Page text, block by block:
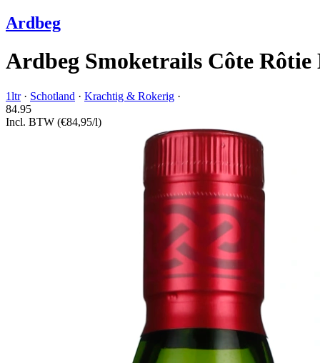
Ardbeg
Ardbeg Smoketrails Côte
1ltr· Schotland · Krachtig & Rokerig ·
84.95
Incl. BTW (€84,95/l)